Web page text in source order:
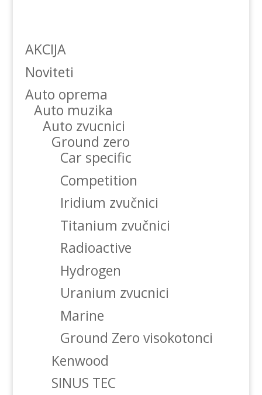
AKCIJA
Noviteti
Auto oprema
Auto muzika
Auto zvucnici
Ground zero
Car specific
Competition
Iridium zvučnici
Titanium zvučnici
Radioactive
Hydrogen
Uranium zvucnici
Marine
Ground Zero visokotonci
Kenwood
SINUS TEC